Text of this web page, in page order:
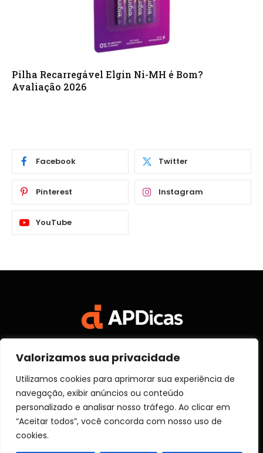
Valorizamos sua privacidade
Utilizamos cookies para aprimorar sua experiência de
navegação, exibir anúncios ou conteúdo
personalizado e analisar nosso tráfego. Ao clicar em
“Aceitar todos”, você concorda com nosso uso de
cookies.
Pilha Recarregável Elgin Ni-MH é Bom?
Avaliação 2026
Facebook Twitter
Pinterest Instagram
YouTube
(Twitter)
SOBRE NÓS
POLITICA DE PRIVACIDADE
TERMOS DE USO